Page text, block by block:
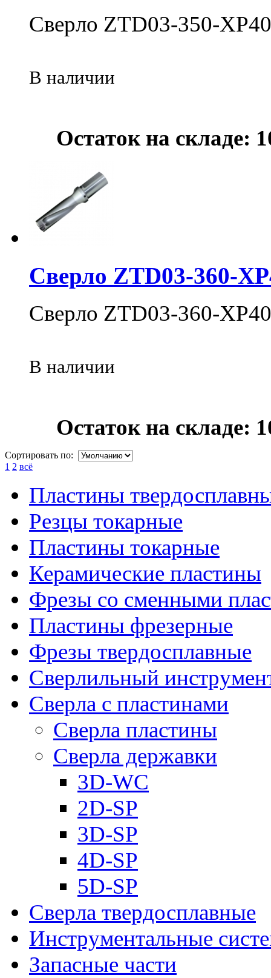
Сверло ZTD03-350-
В наличии
Остаток на складе:
Сверло ZTD03-360-
Сверло ZTD03-360-
В наличии
Остаток на складе:
Сортировать по:
1 2 всё
Пластины
Резцы токарные
Пластины токарные
Керамические пластины
Фрезы со сменными
Пластины фрезерные
Фрезы твердосплавные
Сверлильный
Сверла с пластинами
Сверла пластины
Сверла державки
3D-WC
2D-SP
3D-SP
4D-SP
5D-SP
Сверла твердосплавные
Инструментальные
Запасные части